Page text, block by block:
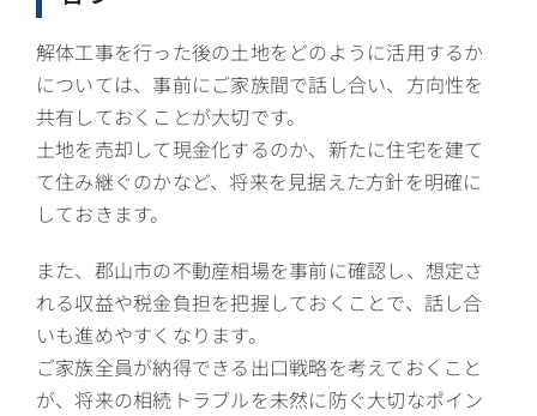
解体工事を行った後の土地をどのように活用するか
については、事前にご家族間で話し合い、方向性を
共有しておくことが大切です。
土地を売却して現金化するのか、新たに住宅を建て
て住み継ぐのかなど、将来を見据えた方針を明確に
しておきます。
また、郡山市の不動産相場を事前に確認し、想定さ
れる収益や税金負担を把握しておくことで、話し合
いも進めやすくなります。
ご家族全員が納得できる出口戦略を考えておくこと
が、将来の相続トラブルを未然に防ぐ大切なポイン